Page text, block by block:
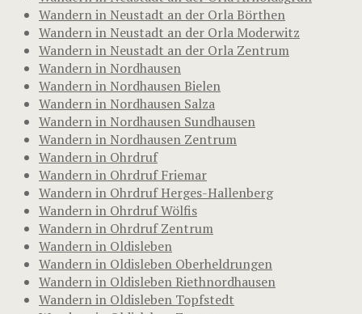
Wandern in Neustadt an der Orla Börthen
Wandern in Neustadt an der Orla Moderwitz
Wandern in Neustadt an der Orla Zentrum
Wandern in Nordhausen
Wandern in Nordhausen Bielen
Wandern in Nordhausen Salza
Wandern in Nordhausen Sundhausen
Wandern in Nordhausen Zentrum
Wandern in Ohrdruf
Wandern in Ohrdruf Friemar
Wandern in Ohrdruf Herges-Hallenberg
Wandern in Ohrdruf Wölfis
Wandern in Ohrdruf Zentrum
Wandern in Oldisleben
Wandern in Oldisleben Oberheldrungen
Wandern in Oldisleben Riethnordhausen
Wandern in Oldisleben Topfstedt